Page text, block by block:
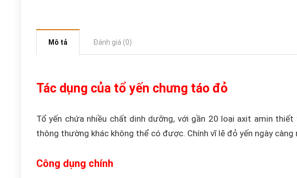
Mô tả Đánh giá (0)
Tác dụng của tổ yến chưng táo đỏ
Tổ yến chứa nhiều chất dinh dưỡng, với gần 20 loại axit amin
thông thường khác không thể có được. Chính vĩ lẽ đỏ yến ngày
Công dụng chính